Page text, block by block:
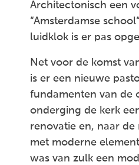
Architectonisch een
“Amsterdamse
luidklok is er pas
Net voor de komst
is er een nieuwe
fundamenten van de
onderging de kerk
renovatie en, naar de
met moderne
was van zulk een